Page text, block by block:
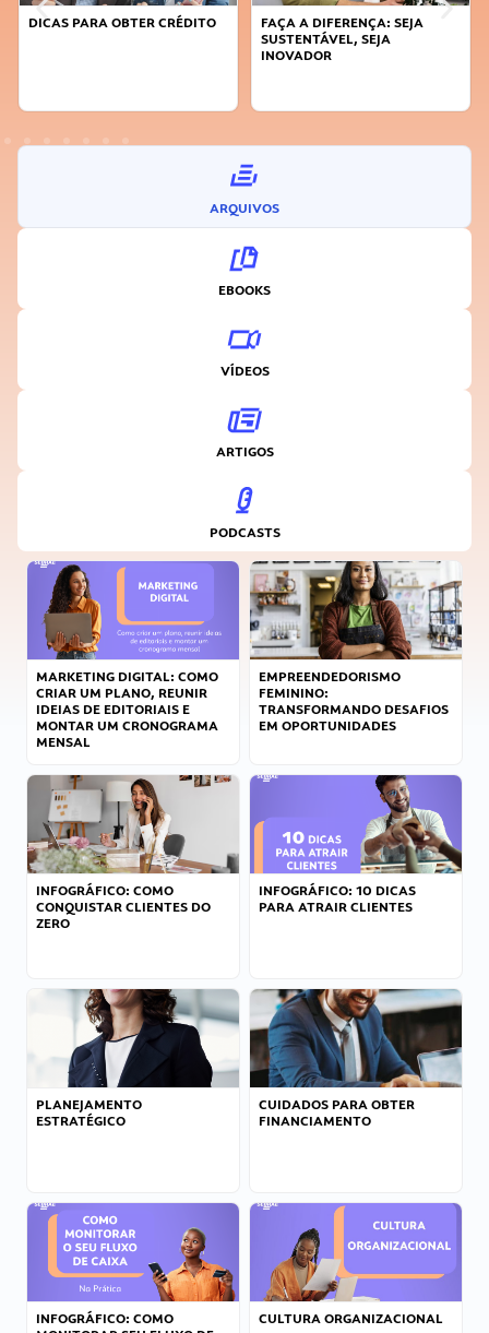
DICAS PARA OBTER CRÉDITO
FAÇA A DIFERENÇA: SEJA
SUSTENTÁVEL, SEJA
INOVADOR
ARQUIVOS
EBOOKS
VÍDEOS
ARTIGOS
PODCASTS
MARKETING DIGITAL: COMO
CRIAR UM PLANO, REUNIR
IDEIAS DE EDITORIAIS E
MONTAR UM CRONOGRAMA
MENSAL
EMPREENDEDORISMO
FEMININO:
TRANSFORMANDO DESAFIOS
EM OPORTUNIDADES
INFOGRÁFICO: COMO
CONQUISTAR CLIENTES DO
ZERO
INFOGRÁFICO: 10 DICAS
PARA ATRAIR CLIENTES
PLANEJAMENTO
ESTRATÉGICO
CUIDADOS PARA OBTER
FINANCIAMENTO
INFOGRÁFICO: COMO
CULTURA ORGANIZACIONAL